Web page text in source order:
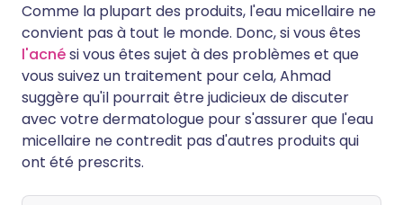
Comme la plupart des produits, l'eau micellaire ne
convient pas à tout le monde. Donc, si vous êtes
l'acnési vous êtes sujet à des problèmes et que
vous suivez un traitement pour cela, Ahmad
suggère qu'il pourrait être judicieux de discuter
avec votre dermatologue pour s'assurer que l'eau
micellaire ne contredit pas d'autres produits qui
ont été prescrits.